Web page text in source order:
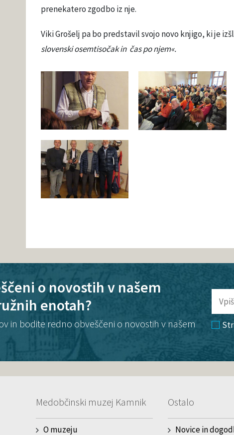
prenekatero zgodbo iz nje.
Viki Grošelj pa bo predstavil svojo novo knjigo, ki je
slovenski osemtisočak in čas po njem«.
o novostih v našem
enotah?
in bodite redno obveščeni o novostih v našem
Medobčinski muzej Kamnik
O muzeju
Ostalo
Novice in